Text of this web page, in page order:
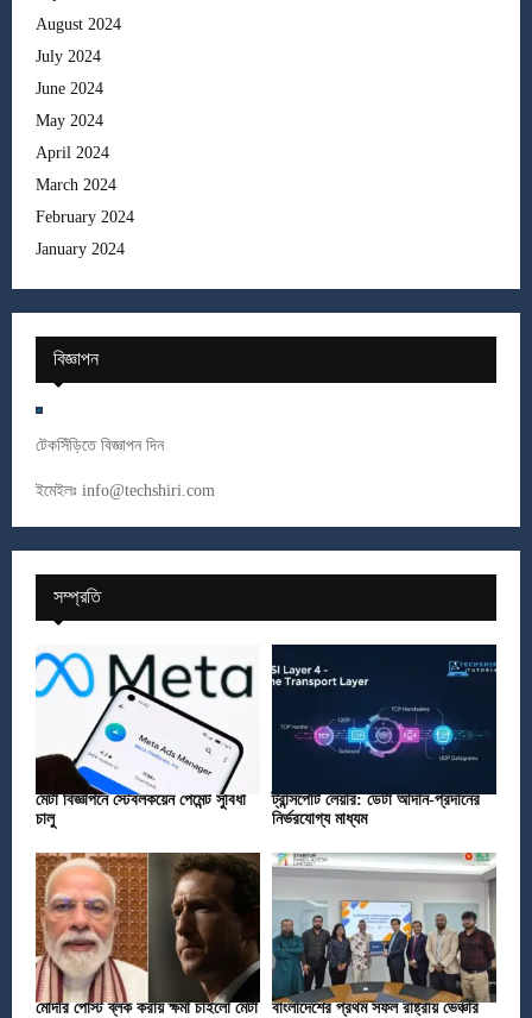
August 2024
July 2024
June 2024
May 2024
April 2024
March 2024
February 2024
January 2024
বিজ্ঞাপন
টেকসিঁড়িতে বিজ্ঞাপন দিন
ইমেইলঃ info@techshiri.com
সম্প্রতি
মেটা বিজ্ঞাপনে স্টেবলকয়েন পেমেন্ট সুবিধা
চালু
ট্রান্সপোর্ট লেয়ার: ডেটা আদান-প্রদানের
নির্ভরযোগ্য মাধ্যম
মোদীর পোস্ট ব্লক করায় ক্ষমা চাইলো মেটা
বাংলাদেশের প্রথম সফল রাষ্ট্রীয় ভেঞ্চার